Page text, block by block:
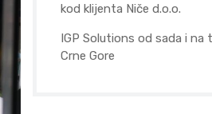
kod klijenta Niče d.o.o.
IGP Solutions od sada i na
Crne Gore